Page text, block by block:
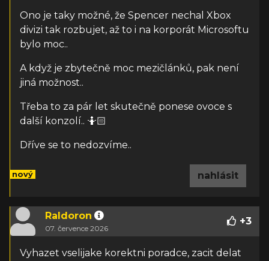
Ono je taky možné, že Spencer nechal Xbox
divizi tak rozbujet, až to i na korporát Microsoftu
bylo moc..
A když je zbytečně moc mezičlánků, pak není
jiná možnost..
Třeba to za pár let skutečně ponese ovoce s
další konzolí.. 🤷🏻
Dříve se to nedozvíme..
nový nahlásit
Raldoron
07. července 2026
+3
Vyhazet vselijake korektni poradce, zacit delat